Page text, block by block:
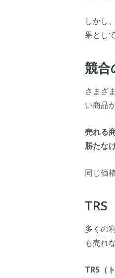
しかし
果とし
競合
さまざ
い商品
売れる
勝たな
同じ価
多くの
も売れ
TRS （